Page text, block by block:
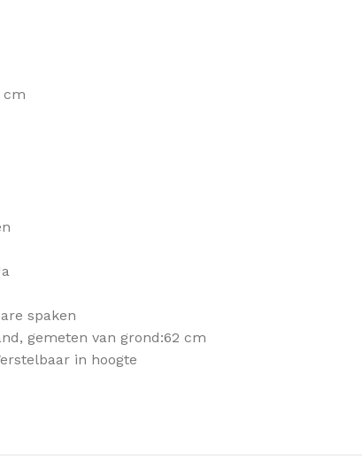
cm
spaken
gemeten van grond:62 cm
in hoogte